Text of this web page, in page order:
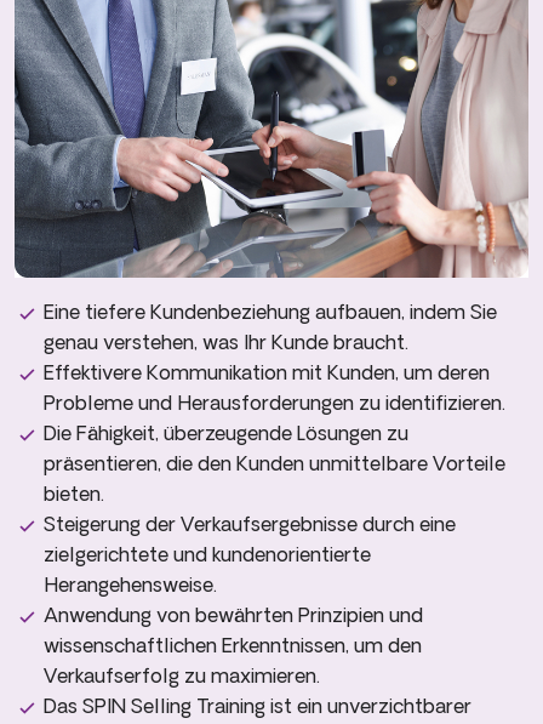
Eine tiefere Kundenbeziehung aufbauen, indem Sie
genau verstehen, was Ihr Kunde braucht.
Effektivere Kommunikation mit Kunden, um deren
Probleme und Herausforderungen zu identifizieren.
Die Fähigkeit, überzeugende Lösungen zu
präsentieren, die den Kunden unmittelbare Vorteile
bieten.
Steigerung der Verkaufsergebnisse durch eine
zielgerichtete und kundenorientierte
Herangehensweise.
Anwendung von bewährten Prinzipien und
wissenschaftlichen Erkenntnissen, um den
Verkaufserfolg zu maximieren.
Das SPIN Selling Training ist ein unverzichtbarer